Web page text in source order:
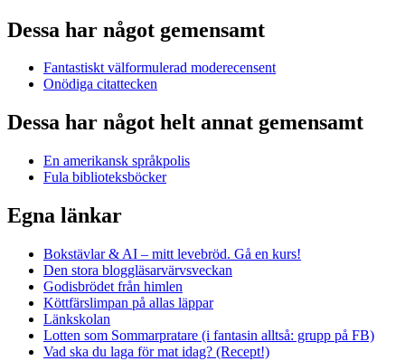
Dessa har något gemensamt
Fantastiskt välformulerad moderecensent
Onödiga citattecken
Dessa har något helt annat gemensamt
En amerikansk språkpolis
Fula biblioteksböcker
Egna länkar
Bokstävlar & AI – mitt levebröd. Gå en kurs!
Den stora bloggläsarvärvsveckan
Godisbrödet från himlen
Köttfärslimpan på allas läppar
Länkskolan
Lotten som Sommarpratare (i fantasin alltså: grupp på FB)
Vad ska du laga för mat idag? (Recept!)